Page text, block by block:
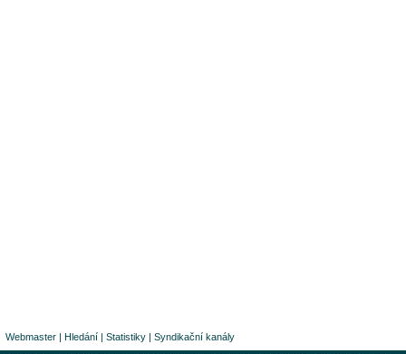
Webmaster | Hledání | Statistiky | Syndikační kanály